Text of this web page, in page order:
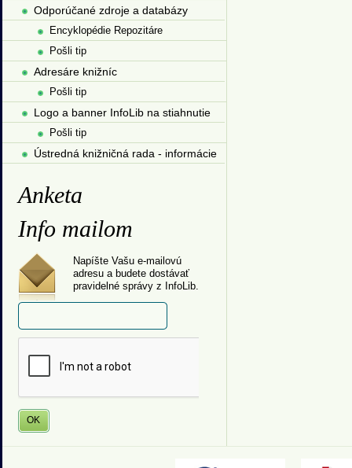
Odporúčané zdroje a databázy
Encyklopédie Repozitáre
Pošli tip
Adresáre knižníc
Pošli tip
Logo a banner InfoLib na stiahnutie
Pošli tip
Ústredná knižničná rada - informácie
Anketa
Info mailom
Napíšte Vašu e-mailovú
adresu a budete dostávať
pravidelné správy z InfoLib.